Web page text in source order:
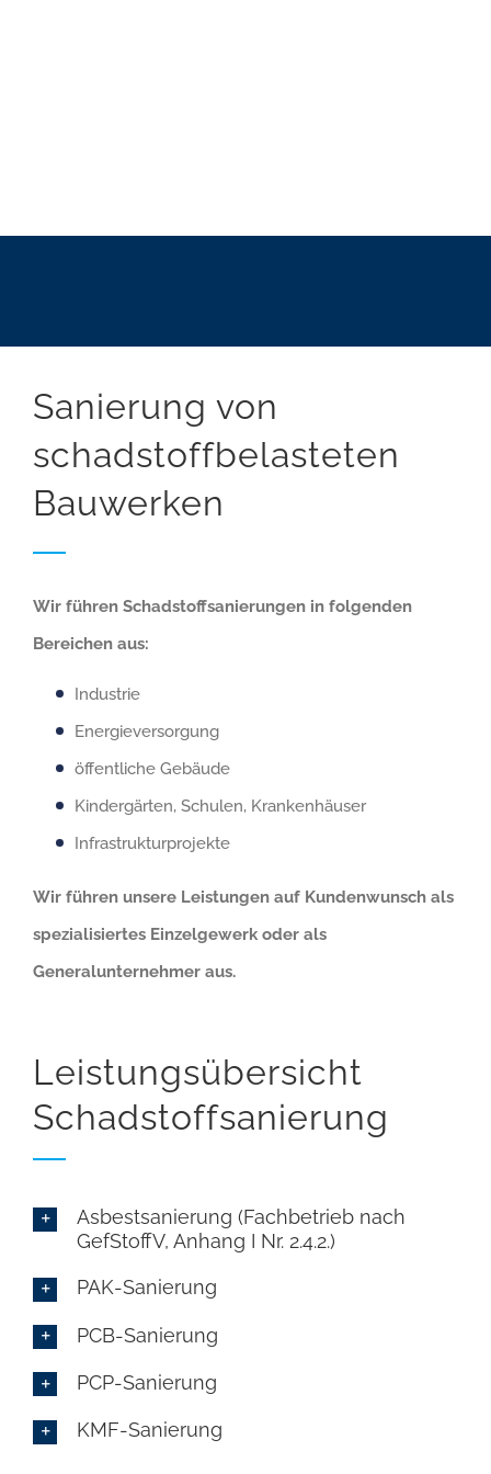
Sanierung von
schadstoffbelasteten
Bauwerken
Wir führen Schadstoffsanierungen in folgenden
Bereichen aus:
Industrie
Energieversorgung
öffentliche Gebäude
Kindergärten, Schulen, Krankenhäuser
Infrastrukturprojekte
Wir führen unsere Leistungen auf Kundenwunsch als
spezialisiertes Einzelgewerk oder als
Generalunternehmer aus.
Leistungsübersicht
Schadstoffsanierung
Asbestsanierung (Fachbetrieb nach
GefStoffV, Anhang I Nr. 2.4.2.)
PAK-Sanierung
PCB-Sanierung
PCP-Sanierung
KMF-Sanierung